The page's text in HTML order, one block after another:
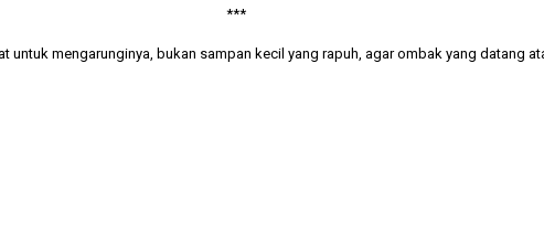
***
mengarunginya, bukan sampan kecil yang rapuh, agar ombak yang datang